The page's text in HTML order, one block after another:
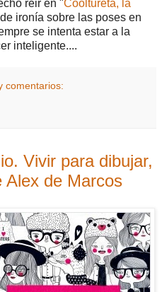
reir en "Cooltureta, la
ironía sobre las poses en
se intenta estar a la
inteligente....
comentarios:
Vivir para dibujar,
Alex de Marcos